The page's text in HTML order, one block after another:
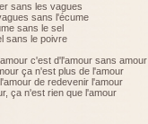
sans les vagues
sans l'écume
sans le sel
sans le poivre
c'est d'l'amour sans amour
ça n'est plus de l'amour
de redevenir l'amour
ça n'est rien que l'amour